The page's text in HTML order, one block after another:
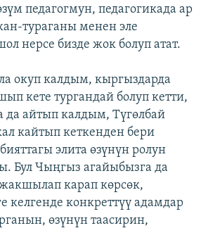
педагогмун, педагогикада ар
тураганы менен эле
нерсе бизде жок болуп атат.
окуп калдым, кыргыздарда
кете тургандай болуп кетти,
да айтып калдым, Түгөлбай
кайтып кеткенден бери
элита өзүнүн ролун
Бул Чыңгыз агайыбызга да
карап көрсөк,
келгенде конкреттүү адамдар
өзүнүн таасирин,